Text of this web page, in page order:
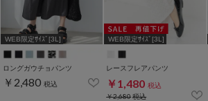
WEB限定ｻｲｽﾞ[3L]
ロングガウチョパンツ
￥2,480 税込
WEB限定ｻｲｽﾞ[3L]
レースフレアパンツ
￥1,480 税込
￥2,680税込